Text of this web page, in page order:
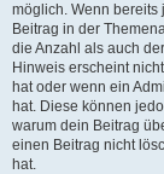
möglich. Wenn bereits
Beitrag in der
die Anzahl als auch
Hinweis erscheint
hat oder wenn ein
hat. Diese können
warum dein Beitrag
einen Beitrag nicht
hat.